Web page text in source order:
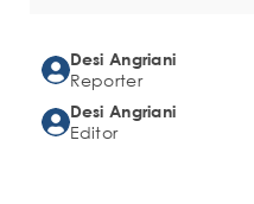
Desi Angriani
Reporter
Desi Angriani
Editor